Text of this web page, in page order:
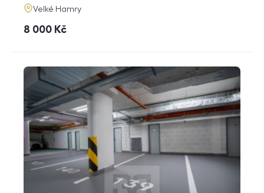
adresa
Velké Hamry
cena
8 000 Kč